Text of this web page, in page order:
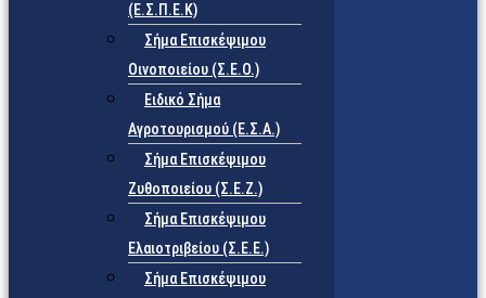
(Ε.Σ.Π.Ε.Κ)
Σήμα Επισκέψιμου
Οινοποιείου (Σ.Ε.Ο.)
Ειδικό Σήμα
Αγροτουρισμού (Ε.Σ.Α.)
Σήμα Επισκέψιμου
Ζυθοποιείου (Σ.Ε.Ζ.)
Σήμα Επισκέψιμου
Ελαιοτριβείου (Σ.Ε.Ε.)
Σήμα Επισκέψιμου